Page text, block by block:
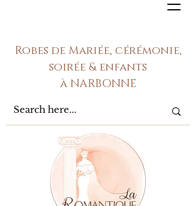
Robes de Mariée, cérémonie,
soirée & enfants
à NARBONNE